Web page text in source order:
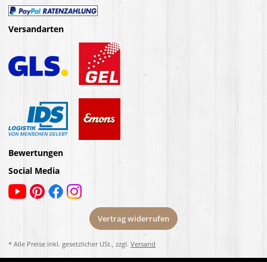
Versandarten
Bewertungen
Social Media
Vertrag widerrufen
* Alle Preise inkl. gesetzlicher USt., zzgl. Versand